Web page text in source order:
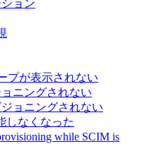
ョン
プが表示されない
ニングされない
ョニングされない
しなくなった
while SCIM is